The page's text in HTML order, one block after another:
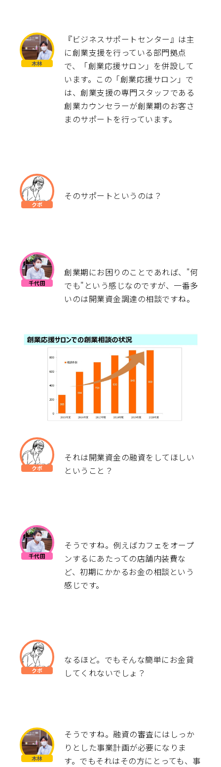
『ビジネスサポートセンター』は主
に創業支援を行っている部門拠点
で、「創業応援サロン」を併設して
います。この「創業応援サロン」で
は、創業支援の専門スタッフである
創業カウンセラーが創業期のお客さ
まのサポートを行っています。
そのサポートというのは？
創業期にお困りのことであれば、"何
でも"という感じなのですが、一番多
いのは開業資金調達の相談ですね。
それは開業資金の融資をしてほしい
ということ？
そうですね。例えばカフェをオープ
ンするにあたっての店舗内装費な
ど、初期にかかるお金の相談という
感じです。
なるほど。でもそんな簡単にお金貸
してくれないでしょ？
そうですね。融資の審査にはしっか
りとした事業計画が必要になりま
す。でもそれはその方にとっても、事